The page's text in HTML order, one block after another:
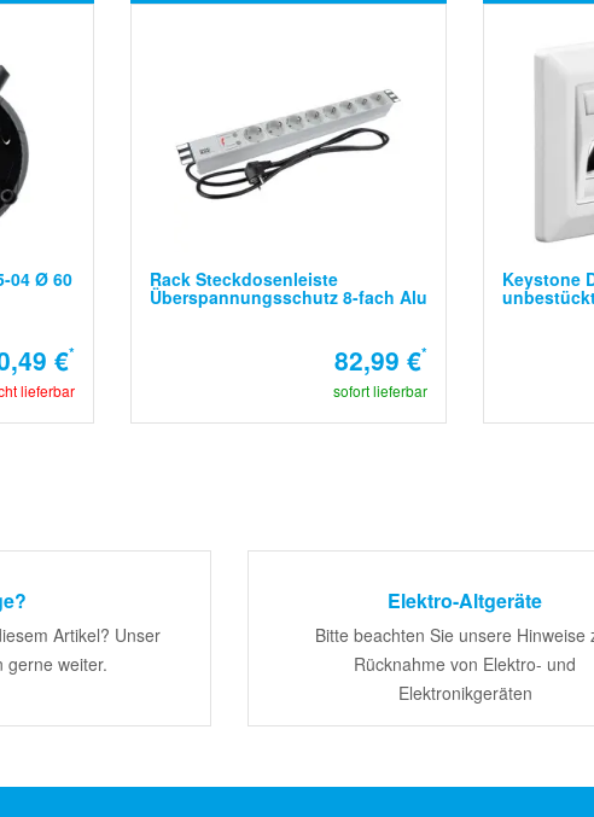
04 Ø 60
€*
lieferbar
Rack Steckdosenleiste
Überspannungsschutz 8-fach Alu
82,99 €*
sofort lieferbar
Keystone
Artikel? Unser
gerne weiter.
Elektro-Altgeräte
Bitte beachten Sie unsere Hinweise
Rücknahme von Elektro- und
Elektronikgeräten